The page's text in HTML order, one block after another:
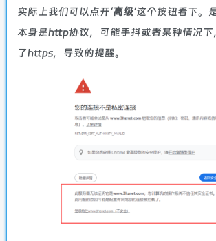
实际上我们可以点开‘高级’这个按钮看下。
本身是http协议，可能手抖或者某种情况下
了https，导致的提醒。